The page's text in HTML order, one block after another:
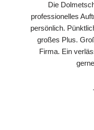
Die
professionelles
persönlich.
großes Plus.
Firma. Ein